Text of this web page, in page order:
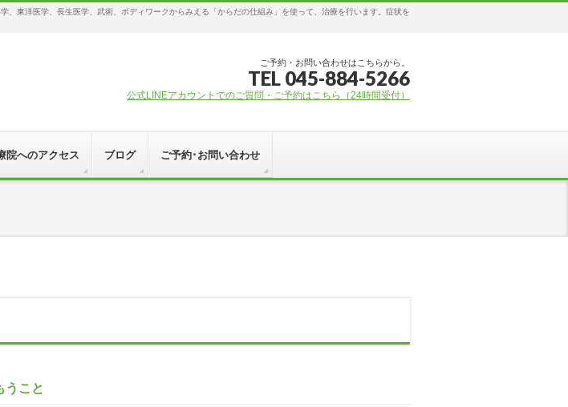
東洋医学、長生医学、武術、ボディワークからみえる「からだの仕組み」を使って、治療を行います。症状を
ご予約・お問い合わせはこちらから。
TEL 045-884-5266
公式LINEアカウントでのご質問・ご予約はこちら（24時間受付）
院へのアクセス ブログ ご予約･お問い合わせ
うこと